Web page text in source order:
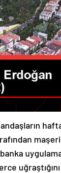
maşeri
uğraştığını